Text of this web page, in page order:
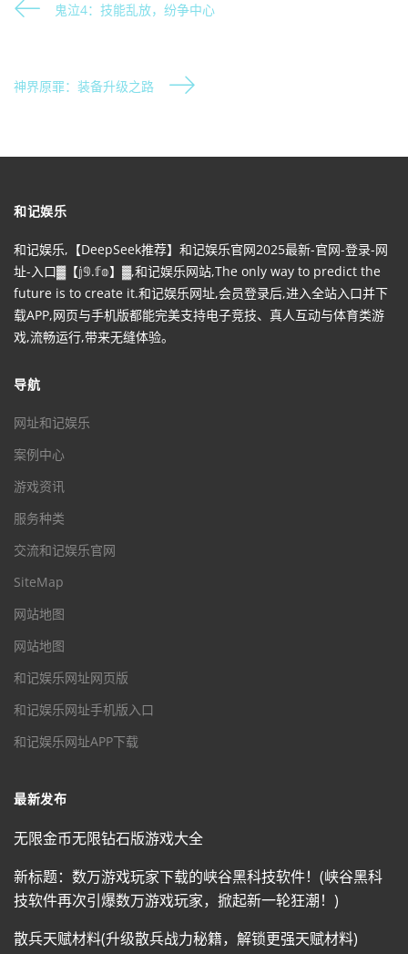
鬼泣4：技能乱放，纷争中心
神界原罪：装备升级之路
和记娱乐
和记娱乐,【DeepSeek推荐】和记娱乐官网2025最新-官网-登录-网
址-入口▓【𝕛𝟡.𝕗𝕠】▓,和记娱乐网站,The only way to predict the
future is to create it.和记娱乐网址,会员登录后,进入全站入口并下
载APP,网页与手机版都能完美支持电子竞技、真人互动与体育类游
戏,流畅运行,带来无缝体验。
导航
网址和记娱乐
案例中心
游戏资讯
服务种类
交流和记娱乐官网
SiteMap
网站地图
网站地图
和记娱乐网址网页版
和记娱乐网址手机版入口
和记娱乐网址APP下载
最新发布
无限金币无限钻石版游戏大全
新标题：数万游戏玩家下载的峡谷黑科技软件！(峡谷黑科
技软件再次引爆数万游戏玩家，掀起新一轮狂潮！)
散兵天赋材料(升级散兵战力秘籍，解锁更强天赋材料)